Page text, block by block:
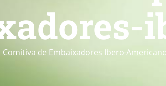
Comitiva de Embaixadores Ibero-